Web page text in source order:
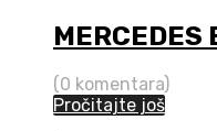
(0 komentara)
Pročitajte još